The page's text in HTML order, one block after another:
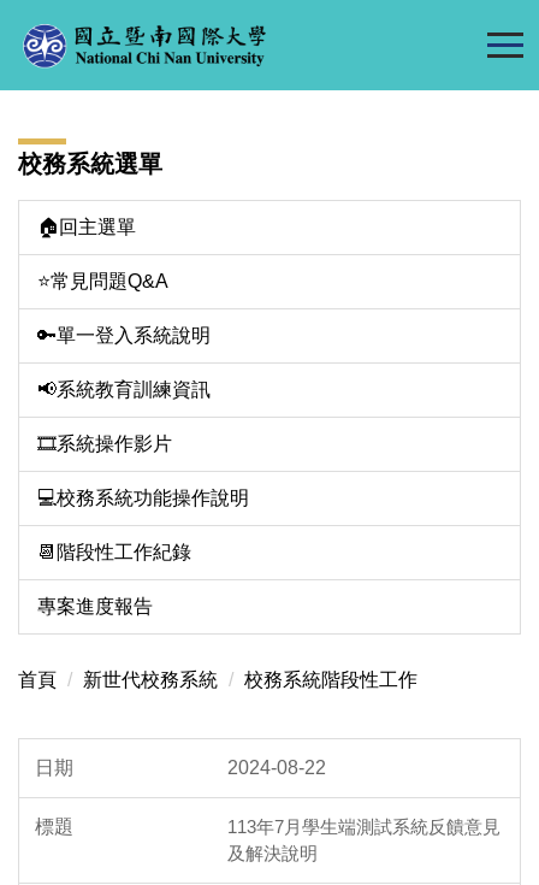
到
內
容
校務系統選單
🏠回主選單
⭐常見問題Q&A
🔑單一登入系統說明
📢系統教育訓練資訊
🎞️系統操作影片
💻校務系統功能操作說明
📆階段性工作紀錄
專案進度報告
首頁 新世代校務系統 校務系統階段性工作
2024-08-22
113年7月學生端測試系統反饋意見
及解決說明